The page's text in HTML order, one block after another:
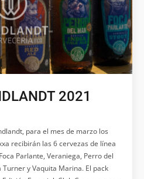
2021
para el mes de marzo los
recibirán las 6 cervezas de línea
Parlante, Veraniega, Perro del
y Vaquita Marina. El pack